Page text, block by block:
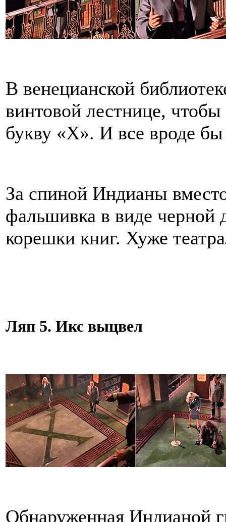
В венецианской
винтовой лестнице,
букву «Х». И все вроде
За спиной Индианы
фальшивка в виде черной
корешки книг. Хуже
Ляп 5. Икс выцвел
Обнаруженная Индианой